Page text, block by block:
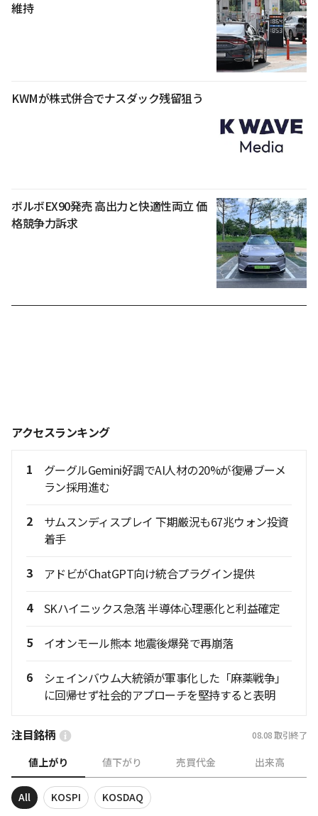
維持
KWMが株式併合でナスダック残留狙う
ボルボEX90発売 高出力と快適性両立 価
格競争力訴求
アクセスランキング
1
グーグルGemini好調でAI人材の20%が復帰ブーメ
ラン採用進む
2
サムスンディスプレイ 下期厳況も67兆ウォン投資
着手
3 アドビがChatGPT向け統合プラグイン提供
4 SKハイニックス急落 半導体心理悪化と利益確定
5 イオンモール熊本 地震後爆発で再崩落
6
シェインバウム大統領が軍事化した「麻薬戦争」
に回帰せず社会的アプローチを堅持すると表明
注目銘柄 08.08 取引終了
値上がり 値下がり 売買代金 出来高
All KOSPI KOSDAQ